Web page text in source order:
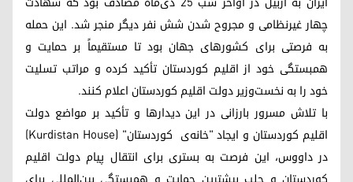
چهار غیرنظامی و مجروح شدن شش نفر دیگر منجر شد. این حمله
به فرصتی برای کشورهای جهان بود تا مستقیماً بر حمایت و
همبستگی خود از اقلیم کوردستان تأکید کرده و مراتب تسلیت
خود را به نخست‌وزیر دولت اقلیم کوردستان اعلام کنند.
با تلاش مسرور بارزانی در این دیدارها و تأکید بر مواضع دولت
اقلیم کوردستان و ایجاد "خانه‌ی کوردستان" (Kurdistan House)
در داووس، این فرصت به بستری برای انتقال پیام دولت اقلیم